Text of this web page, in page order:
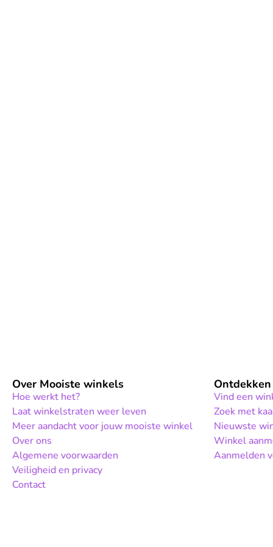
Over Mooiste winkels
Hoe werkt het?
Laat winkelstraten weer leven
Meer aandacht voor jouw mooiste winkel
Over ons
Algemene voorwaarden
Veiligheid en privacy
Contact
Ontdekken
Vind een
Zoek met
Nieuwste
Winkel
Aanmelden